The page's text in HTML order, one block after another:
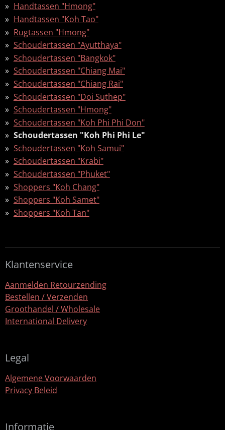
Handtassen "Hmong"
Handtassen "Koh Tao"
Rugtassen "Hmong"
Schoudertassen "Ayutthaya"
Schoudertassen "Bangkok"
Schoudertassen "Chiang Mai"
Schoudertassen "Chiang Rai"
Schoudertassen "Doi Suthep"
Schoudertassen "Hmong"
Schoudertassen "Koh Phi Phi Don"
Schoudertassen "Koh Phi Phi Le"
Schoudertassen "Koh Samui"
Schoudertassen "Krabi"
Schoudertassen "Phuket"
Shoppers "Koh Chang"
Shoppers "Koh Samet"
Shoppers "Koh Tan"
Klantenservice
Aanmelden Retourzending
Bestellen / Verzenden
Groothandel / Wholesale
International Delivery
Legal
Algemene Voorwaarden
Privacy Beleid
Informatie